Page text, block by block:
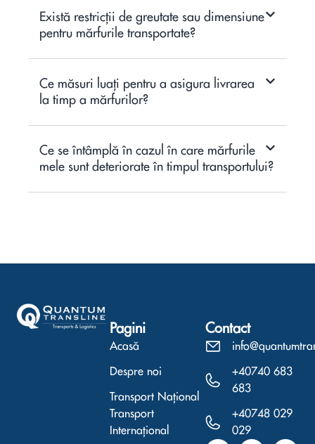
Există restricții de greutate sau dimensiune
pentru mărfurile transportate?
Ce măsuri luați pentru a asigura livrarea
la timp a mărfurilor?
Ce se întâmplă în cazul în care mărfurile
mele sunt deteriorate în timpul transportului?
Pagini
Acasă
Despre noi
Transport Național
Transport
Internațional
Contact
+40740 683
683
+40748 029
029